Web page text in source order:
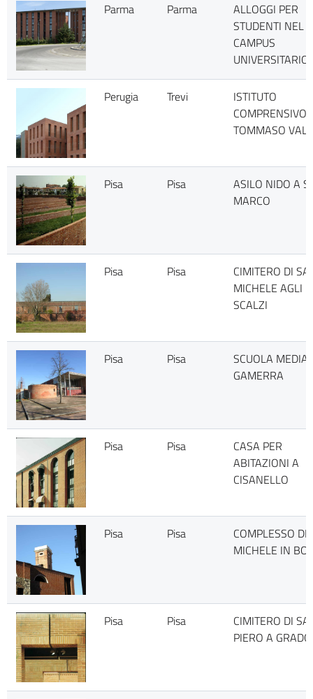
Parma Parma
ALLOGGI PER
STUDENTI NEL
CAMPUS
UNIVERSITARIO
Perugia Trevi
ISTITUTO
COMPRENSIVO
TOMMASO
Pisa Pisa
ASILO NIDO A
MARCO
Pisa Pisa
CIMITERO DI
MICHELE AGLI
SCALZI
Pisa Pisa
SCUOLA MEDIA
GAMERRA
Pisa Pisa
CASA PER
ABITAZIONI A
CISANELLO
Pisa Pisa
COMPLESSO DI
MICHELE IN
Pisa Pisa
CIMITERO DI
PIERO A GRADO